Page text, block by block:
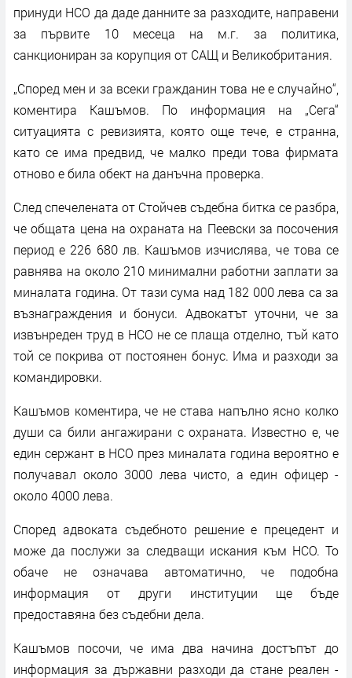
принуди НСО да даде данните за разходите, направени
за първите 10 месеца на м.г. за политика,
санкциониран за корупция от САЩ и Великобритания.
„Според мен и за всеки гражданин това не е случайно“,
коментира Кашъмов. По информация на „Сега“
ситуацията с ревизията, която още тече, е странна,
като се има предвид, че малко преди това фирмата
отново е била обект на данъчна проверка.
След спечелената от Стойчев съдебна битка се разбра,
че общата цена на охраната на Пеевски за посочения
период е 226 680 лв. Кашъмов изчислява, че това се
равнява на около 210 минимални работни заплати за
миналата година. От тази сума над 182 000 лева са за
възнаграждения и бонуси. Адвокатът уточни, че за
извънреден труд в НСО не се плаща отделно, тъй като
той се покрива от постоянен бонус. Има и разходи за
командировки.
Кашъмов коментира, че не става напълно ясно колко
души са били ангажирани с охраната. Известно е, че
един сержант в НСО през миналата година вероятно е
получавал около 3000 лева чисто, а един офицер -
около 4000 лева.
Според адвоката съдебното решение е прецедент и
може да послужи за следващи искания към НСО. То
обаче не означава автоматично, че подобна
информация от други институции ще бъде
предоставяна без съдебни дела.
Кашъмов посочи, че има два начина достъпът до
информация за държавни разходи да стане реален -